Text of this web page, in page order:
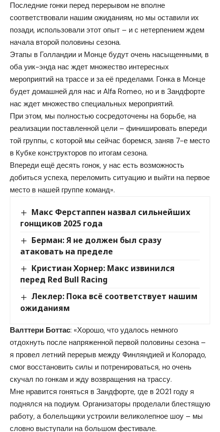
Последние гонки перед перерывом не вполне
соответствовали нашим ожиданиям, но мы оставили их
позади, использовали этот опыт – и с нетерпением ждем
начала второй половины сезона.
Этапы в Голландии и Монце будут очень насыщенными, в
оба уик-энда нас ждет множество интересных
мероприятий на трассе и за её пределами. Гонка в Монце
будет домашней для нас и Alfa Romeo, но и в Зандфорте
нас ждет множество специальных мероприятий.
При этом, мы полностью сосредоточены на борьбе, на
реализации поставленной цели – финишировать впереди
той группы, с которой мы сейчас боремся, заняв 7-е место
в Кубке конструкторов по итогам сезона.
Впереди ещё десять гонок, у нас есть возможность
добиться успеха, переломить ситуацию и выйти на первое
место в нашей группе команд».
Макс Ферстаппен назвал сильнейших
гонщиков 2025 года
Берман: Я не должен был сразу
атаковать на пределе
Кристиан Хорнер: Макс извинился
перед Red Bull Racing
Леклер: Пока всё соответствует нашим
ожиданиям
Валттери Боттас: «Хорошо, что удалось немного
отдохнуть после напряженной первой половины сезона –
я провел летний перерыв между Финляндией и Колорадо,
смог восстановить силы и потренироваться, но очень
скучал по гонкам и жду возвращения на трассу.
Мне нравится гоняться в Зандфорте, где в 2021 году я
поднялся на подиум. Организаторы проделали блестящую
работу, а болельщики устроили великолепное шоу – мы
словно выступали на большом фестивале.